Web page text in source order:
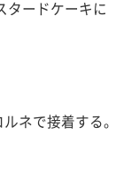
タードケーキに
ネで接着する。